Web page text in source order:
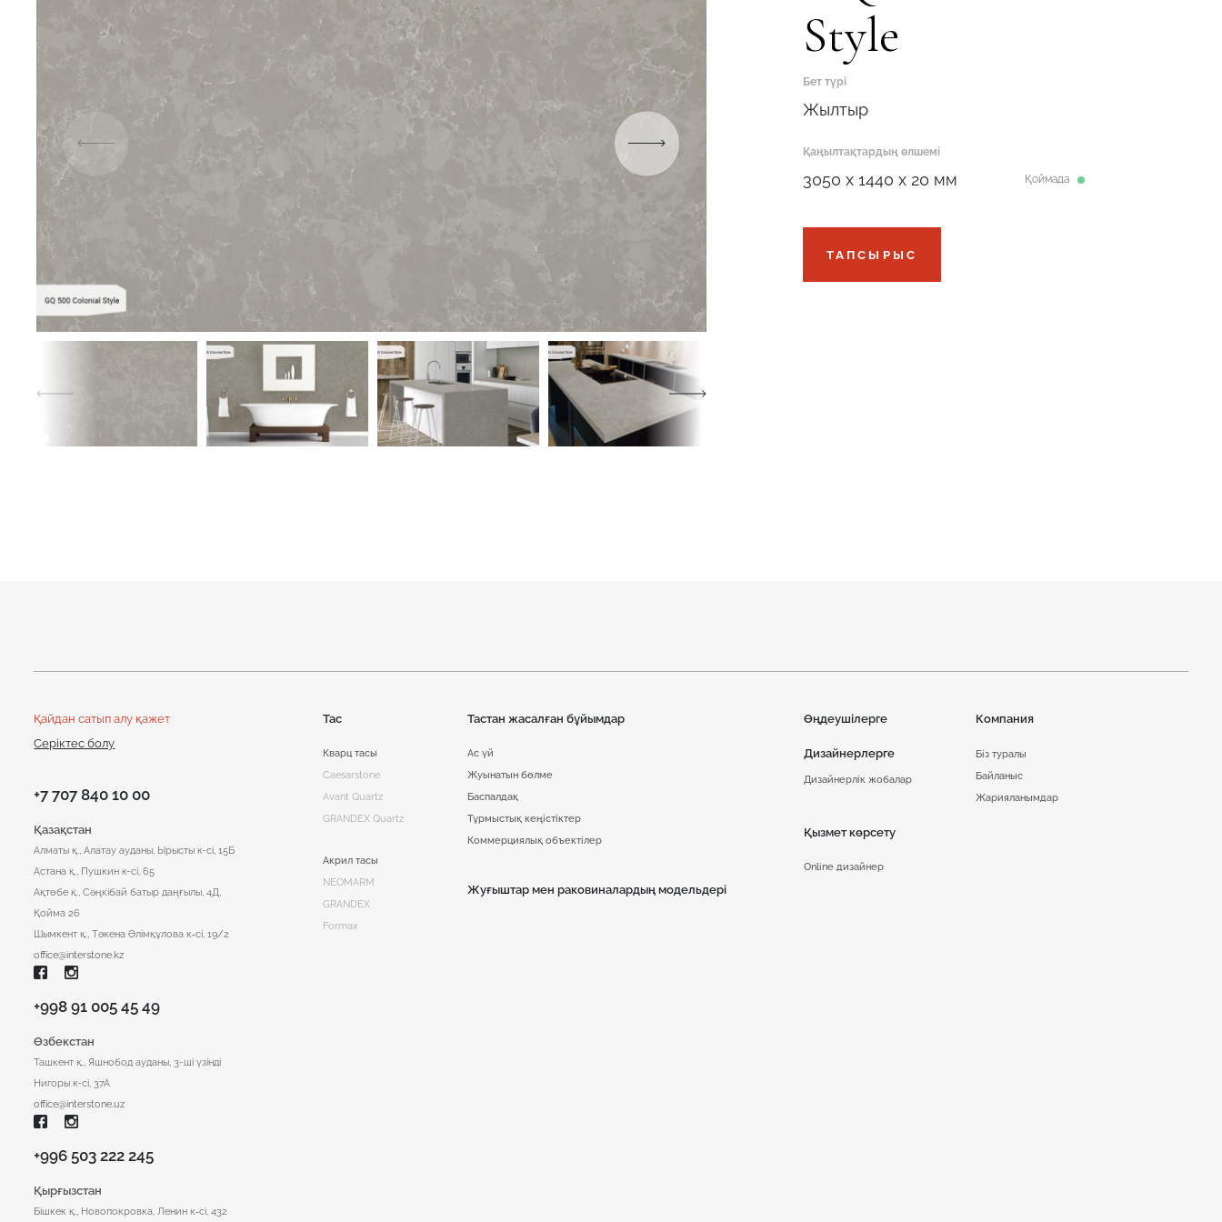
Style
Бет түрі
Жылтыр
Қаңылтақтардың өлшемі
3050 x 1440 x 20 мм Қоймада
ТАПСЫРЫС
Қайдан сатып алу қажет
Серіктес болу
+7 707 840 10 00
Қазақстан
Алматы қ., Алатау ауданы, Ырысты к-сі, 15Б
Астана қ., Пушкин к-сі, 65
Ақтөбе қ., Сәңкібай батыр даңғылы, 4Д,
Қойма 26
Шымкент қ., ​Тәкена Әлімқұлова к‑сі, 19/2
office@interstone.kz
+998 91 005 45 49
Өзбекстан
Ташкент қ., Яшнобод ауданы, 3-ші үзінді
Нигоры к-сі, 37А
office@interstone.uz
+996 503 222 245
Қырғызстан
Бішкек қ., Новопокровка, Ленин к‑сі, 432
Тас
Кварц тасы
Caesarstone
Avant Quartz
GRANDEX Quartz
Акрил тасы
NEOMARM
GRANDEX
Formax
Тастан жасалған бұйымдар
Ас үй
Жуынатын бөлме
Баспалдақ
Тұрмыстық кеңістіктер
Коммерциялық объектілер
Жуғыштар мен раковиналардың модельдері
Өңдеушілерге
Дизайнерлерге
Дизайнерлік жобалар
Қызмет көрсету
Online дизайнер
Компания
Біз туралы
Байланыс
Жарияланымдар
Робот емес екеніңізді растаңыз
ӨТІНІМДІ ЖІБЕРУ
Робот емес екеніңізді растаңыз
ЖОБАНЫ ЖІБЕРУ
Робот емес екеніңізді растаңыз
Робот емес екеніңізді растаңыз
ОТПРАВИТЬ